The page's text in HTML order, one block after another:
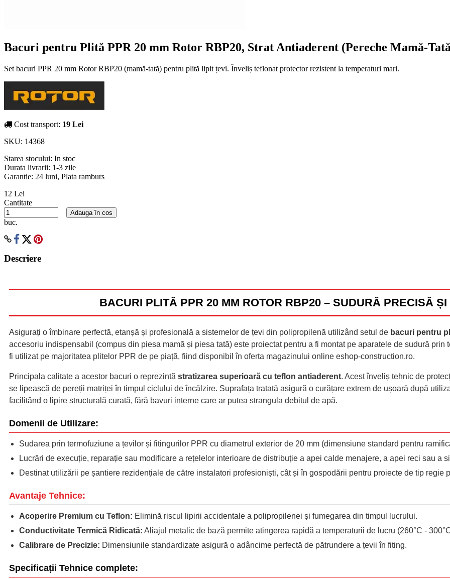
Bacuri pentru Plită PPR 20 mm Rotor RBP20, Strat Antiaderent (Pereche Mamă-
Set bacuri PPR 20 mm Rotor RBP20 (mamă-tată) pentru plită lipit țevi. Înveliș teflonat protector rezistent la temperaturi mari.
Cost transport: 19 Lei
SKU: 14368
Starea stocului: In stoc
Durata livrarii: 1-3 zile
Garantie: 24 luni, Plata ramburs
12 Lei
Cantitate
buc.
Adauga în cos
Descriere
BACURI PLITĂ PPR 20 MM ROTOR RBP20 – SUDURĂ PRECISĂ
Asigurați o îmbinare perfectă, etanșă și profesională a sistemelor de țevi din polipropilenă utilizând setul de bacuri pentru
accesoriu indispensabil (compus din piesa mamă și piesa tată) este proiectat pentru a fi montat pe aparatele de sudură
fi utilizat pe majoritatea plitelor PPR de pe piață, fiind disponibil în oferta magazinului online eshop-construction.ro.
Principala calitate a acestor bacuri o reprezintă stratizarea superioară cu teflon antiaderent. Acest înveliș tehnic de
se lipească de pereții matriței în timpul ciclului de încălzire. Suprafața tratată asigură o curățare extrem de ușoară după
facilitând o lipire structurală curată, fără bavuri interne care ar putea strangula debitul de apă.
Domenii de Utilizare:
Sudarea prin termofuziune a țevilor și fitingurilor PPR cu diametrul exterior de 20 mm (dimensiune standard pentru
Lucrări de execuție, reparație sau modificare a rețelelor interioare de distribuție a apei calde menajere, a apei reci sau a
Destinat utilizării pe șantiere rezidențiale de către instalatori profesioniști, cât și în gospodării pentru proiecte de tip regie
Avantaje Tehnice:
Acoperire Premium cu Teflon: Elimină riscul lipirii accidentale a polipropilenei și fumegarea din timpul lucrului.
Conductivitate Termică Ridicată: Aliajul metalic de bază permite atingerea rapidă a temperaturii de lucru (260°C -
Calibrare de Precizie: Dimensiunile standardizate asigură o adâncime perfectă de pătrundere a țevii în fiting.
Specificații Tehnice complete: